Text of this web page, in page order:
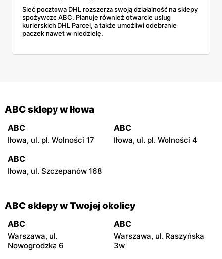
Sieć pocztowa DHL rozszerza swoją działalność na sklepy
spożywcze ABC. Planuje również otwarcie usług
kurierskich DHL Parcel, a także umożliwi odebranie
paczek nawet w niedzielę.
ABC sklepy w Iłowa
ABC
Iłowa, ul. pl. Wolności 17
ABC
Iłowa, ul. pl. Wolności 4
ABC
Iłowa, ul. Szczepanów 168
ABC sklepy w Twojej okolicy
ABC
Warszawa, ul.
Nowogrodzka 6
ABC
Warszawa, ul. Raszyńska
3w